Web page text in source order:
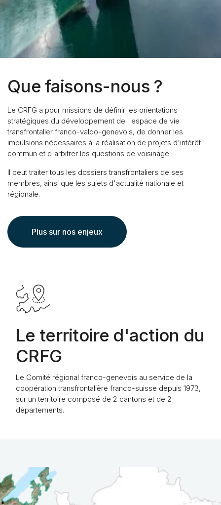
Que faisons-nous ?
Le CRFG a pour missions de définir les orientations
stratégiques du développement de l'espace de vie
transfrontalier franco-valdo-genevois, de donner les
impulsions nécessaires à la réalisation de projets d'intérêt
commun et d'arbitrer les questions de voisinage.
Il peut traiter tous les dossiers transfrontaliers de ses
membres, ainsi que les sujets d'actualité nationale et
régionale.
Plus sur nos enjeux
Le territoire d'action du
CRFG
Le Comité régional franco-genevois au service de la
coopération transfrontalière franco-suisse depuis 1973,
sur un territoire composé de 2 cantons et de 2
départements.